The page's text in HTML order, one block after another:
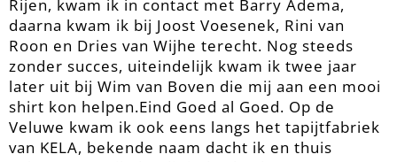
Rijen, kwam ik in contact met Barry Adema,
daarna kwam ik bij Joost Voesenek, Rini van
Roon en Dries van Wijhe terecht. Nog steeds
zonder succes, uiteindelijk kwam ik twee jaar
later uit bij Wim van Boven die mij aan een mooi
shirt kon helpen.Eind Goed al Goed. Op de
Veluwe kwam ik ook eens langs het tapijtfabriek
van KELA, bekende naam dacht ik en thuis